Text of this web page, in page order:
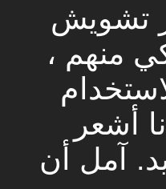
تشويش
منهم ،
أشعر
آمل أن